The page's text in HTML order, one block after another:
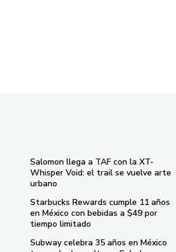
Salomon llega a TAF con la XT-
Whisper Void: el trail se vuelve arte
urbano
Starbucks Rewards cumple 11 años
en México con bebidas a $49 por
tiempo limitado
Subway celebra 35 años en México